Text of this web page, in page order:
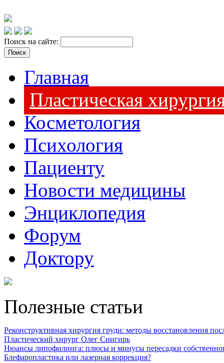
Поиск на сайте:
Главная
Пластическая
Косметология
Психология
Пациенту
Новости медицины
Энциклопедия
Форум
Доктору
Полезные статьи
Реконструктивная хирургия груди: методы восстановления
Пластический хирург Олег Снигирь
Нюансы липофилинга: плюсы и минусы пересадки
Блефаропластика или лазерная коррекция?